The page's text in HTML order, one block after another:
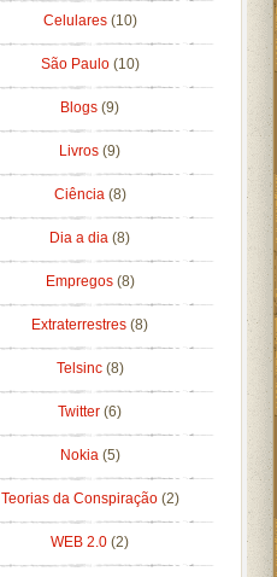
Celulares (10)
São Paulo (10)
Blogs (9)
Livros (9)
Ciência (8)
Dia a dia (8)
Empregos (8)
Extraterrestres (8)
Telsinc (8)
Twitter (6)
Nokia (5)
Teorias da Conspiração (2)
WEB 2.0 (2)